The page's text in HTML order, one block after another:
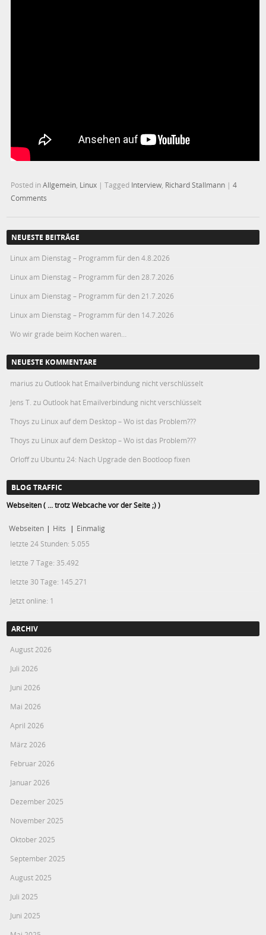
Posted inAllgemein Linux |Tagged Interview Richard Stallmann |4
Comments
NEUESTE BEITRÄGE
Linux am Dienstag – Programm für den 4.8.2026
Linux am Dienstag – Programm für den 28.7.2026
Linux am Dienstag – Programm für den 21.7.2026
Linux am Dienstag – Programm für den 14.7.2026
Wo wir grade beim Kochen waren…
NEUESTE KOMMENTARE
marius zu Outlook hat Emailverbindung nicht verschlüsselt
Jens T. zu Outlook hat Emailverbindung nicht verschlüsselt
Thoys zu Linux auf dem Desktop – Wo ist das Problem???
Thoys zu Linux auf dem Desktop – Wo ist das Problem???
Orloffzu Ubuntu 24: Nach Upgrade den Bootloop fixen
BLOG TRAFFIC
Webseiten ( ... trotz Webcache vor der Seite ;) )
Webseiten | Hits | Einmalig
letzte 24 Stunden: 5.055
letzte 7 Tage: 35.492
letzte 30 Tage: 145.271
Jetzt online: 1
ARCHIV
August 2026
Juli 2026
Juni 2026
Mai 2026
April 2026
März 2026
Februar 2026
Januar 2026
Dezember 2025
November 2025
Oktober 2025
September 2025
August 2025
Juli 2025
Juni 2025